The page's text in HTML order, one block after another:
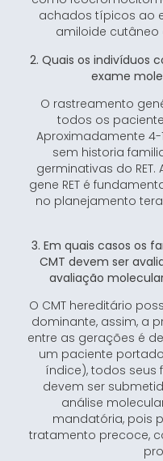
achados típicos ao
amiloide cutâneo
2. Quais os indivíduos
exame
O rastreamento
todos os
Aproximadamente 4-
sem historia
germinativas do
gene RET é
no planejamento
3. Em quais casos os
CMT devem ser
avaliação
O CMT hereditário
dominante, assim, a
entre as gerações é
um paciente
índice), todos seus
devem ser
análise
mandatória, pois
tratamento precoce,